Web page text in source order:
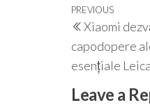
Post
Previous
Post
PREVIOUS
Xiaomi
capodopere
esențiale Leica
Leave a